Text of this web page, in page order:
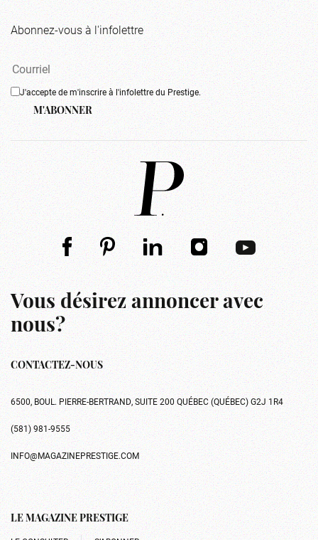
Abonnez-vous à l'infolettre
J'accepte de m'inscrire à l'infolettre du Prestige.
M'ABONNER
Vous désirez annoncer avec
nous?
CONTACTEZ-NOUS
6500, BOUL. PIERRE-BERTRAND, SUITE 200 QUÉBEC (QUÉBEC) G2J 1R4
(581) 981-9555
INFO@MAGAZINEPRESTIGE.COM
LE MAGAZINE PRESTIGE